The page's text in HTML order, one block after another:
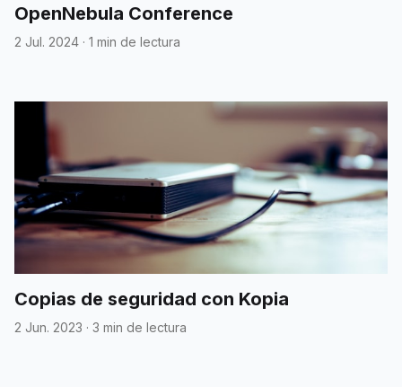
OpenNebula Conference
2 Jul. 2024 · 1 min de lectura
Copias de seguridad con Kopia
2 Jun. 2023 · 3 min de lectura